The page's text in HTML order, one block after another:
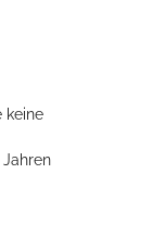
keine